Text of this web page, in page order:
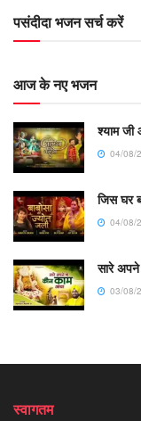
पसंदीदा भजन सर्च करें
आज के नए भजन
श्याम जी
04/08/
जिस घर
04/08/
सारे
03/08/
स्वागतम